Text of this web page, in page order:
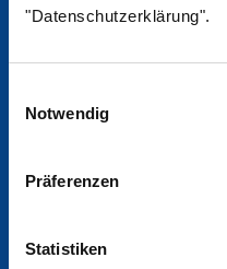
"Datenschutzerklärung".
Notwendig
Präferenzen
Statistiken
Working at Nordzucker
Jobs at Nordzucker
Apprentice­ships